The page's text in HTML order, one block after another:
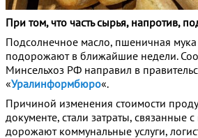
При том, что часть сырья, напротив,
Подсолнечное масло, пшеничная мука
подорожают в ближайшие недели.
Минсельхоз РФ направил в
«Уралинформбюро«.
Причиной изменения стоимости
документе, стали затраты, связанные
дорожают коммунальные услуги,